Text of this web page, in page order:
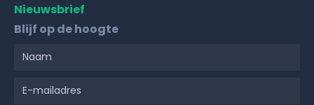
Nieuwsbrief
Blijf op de hoogte